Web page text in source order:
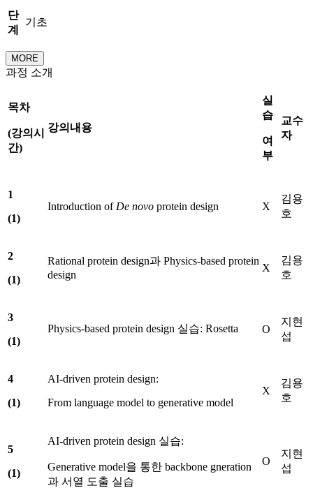
단
계
기초
MORE
과정 소개
목차
(강의시
간)
강의내용
실
습
여
부
교수
자
1
(1)
Introduction of De novo protein design X
김용
호
2
(1)
Rational protein design과 Physics-based protein
design
X
김용
호
3
(1)
Physics-based protein design 실습: Rosetta O
지현
섭
4
(1)
AI-driven protein design:
From language model to generative model
X
김용
호
5
(1)
AI-driven protein design 실습:
Generative model을 통한 backbone gneration
과 서열 도출 실습
O
지현
섭